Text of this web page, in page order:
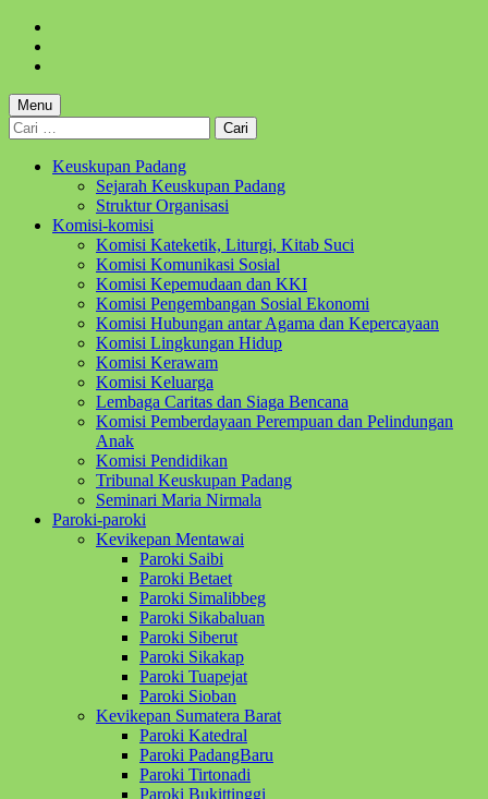
content
footer
Menu
Cari
untuk:
Keuskupan Padang
Sejarah Keuskupan Padang
Struktur Organisasi
Komisi-komisi
Komisi Kateketik, Liturgi, Kitab Suci
Komisi Komunikasi Sosial
Komisi Kepemudaan dan KKI
Komisi Pengembangan Sosial Ekonomi
Komisi Hubungan antar Agama dan Kepercayaan
Komisi Lingkungan Hidup
Komisi Kerawam
Komisi Keluarga
Lembaga Caritas dan Siaga Bencana
Komisi Pemberdayaan Perempuan dan Pelindungan
Anak
Komisi Pendidikan
Tribunal Keuskupan Padang
Seminari Maria Nirmala
Paroki-paroki
Kevikepan Mentawai
Paroki Saibi
Paroki Betaet
Paroki Simalibbeg
Paroki Sikabaluan
Paroki Siberut
Paroki Sikakap
Paroki Tuapejat
Paroki Sioban
Kevikepan Sumatera Barat
Paroki Katedral
Paroki PadangBaru
Paroki Tirtonadi
Paroki Bukittinggi